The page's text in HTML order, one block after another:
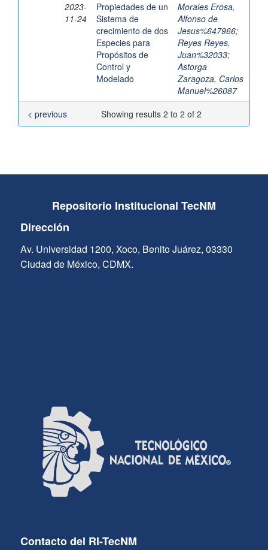
2023-
11-24
Propiedades de un
Sistema de
crecimiento de dos
Especies para
Propósitos de
Control y
Modelado
Morales Erosa,
Alfonso de
Jesus%647966;
Reyes Reyes,
Juan%32033;
Astorga
Zaragoza, Carlos
Manuel%26087
Showing results 2 to 2 of 2
< previous
Repositorio Institucional TecNM
Dirección
Av. Universidad 1200, Xoco, Benito Juárez, 03330
Ciudad de México, CDMX.
Contacto del RI-TecNM